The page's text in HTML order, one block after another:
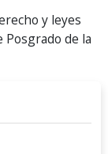
y leyes
Posgrado de la